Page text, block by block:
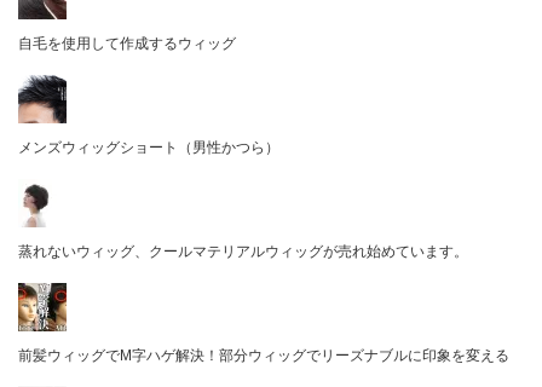
自毛を使用して作成するウィッグ
メンズウィッグショート（男性かつら）
蒸れないウィッグ、クールマテリアルウィッグが売れ始めています。
前髪ウィッグでM字ハゲ解決！部分ウィッグでリーズナブルに印象を変える